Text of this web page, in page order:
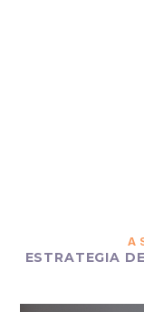
ESTRATEGIA